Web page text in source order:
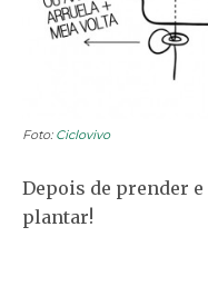
Foto: Ciclovivo
Depois de prender
plantar!